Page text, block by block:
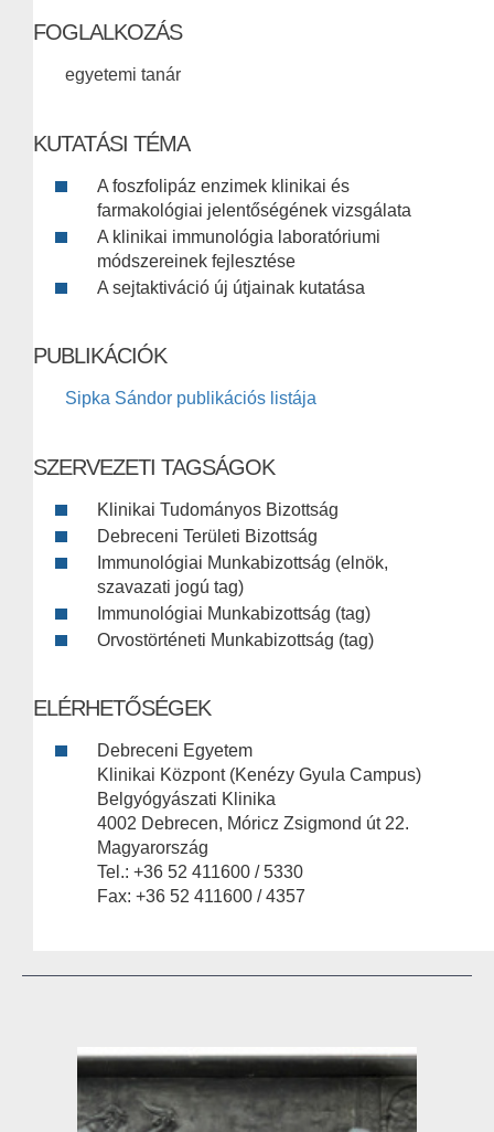
FOGLALKOZÁS
egyetemi tanár
KUTATÁSI TÉMA
A foszfolipáz enzimek klinikai és
farmakológiai jelentőségének vizsgálata
A klinikai immunológia laboratóriumi
módszereinek fejlesztése
A sejtaktiváció új útjainak kutatása
PUBLIKÁCIÓK
Sipka Sándor publikációs listája
SZERVEZETI TAGSÁGOK
Klinikai Tudományos Bizottság
Debreceni Területi Bizottság
Immunológiai Munkabizottság (elnök,
szavazati jogú tag)
Immunológiai Munkabizottság (tag)
Orvostörténeti Munkabizottság (tag)
ELÉRHETŐSÉGEK
Debreceni Egyetem
Klinikai Központ (Kenézy Gyula Campus)
Belgyógyászati Klinika
4002 Debrecen, Móricz Zsigmond út 22.
Magyarország
Tel.: +36 52 411600 / 5330
Fax: +36 52 411600 / 4357